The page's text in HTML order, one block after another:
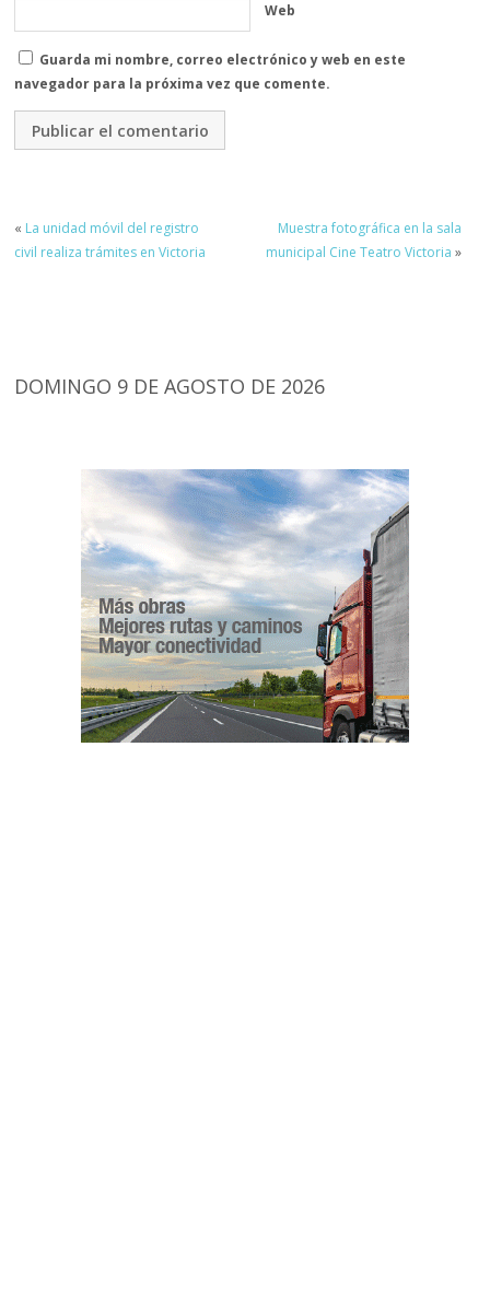
Web
Guarda mi nombre, correo electrónico y web en este
navegador para la próxima vez que comente.
« La unidad móvil del registro
civil realiza trámites en Victoria
Muestra fotográfica en la sala
municipal Cine Teatro Victoria »
DOMINGO 9 DE AGOSTO DE 2026